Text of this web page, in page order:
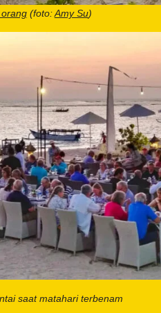
(foto:Amy Su)
saat matahari terbenam